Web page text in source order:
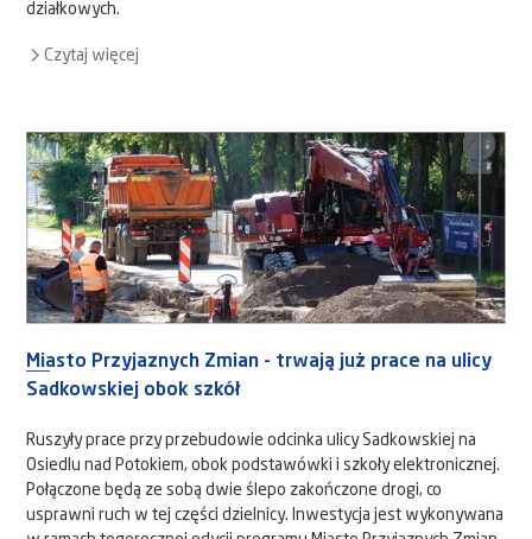
działkowych.
Czytaj więcej
Miasto Przyjaznych Zmian - trwają już prace na ulicy
Sadkowskiej obok szkół
Ruszyły prace przy przebudowie odcinka ulicy Sadkowskiej na
Osiedlu nad Potokiem, obok podstawówki i szkoły elektronicznej.
Połączone będą ze sobą dwie ślepo zakończone drogi, co
usprawni ruch w tej części dzielnicy. Inwestycja jest wykonywana